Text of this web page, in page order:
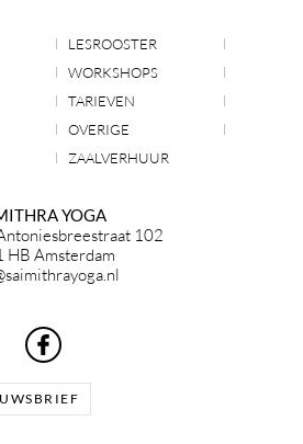
LESROOSTER
WORKSHOPS
TARIEVEN
OVERIGE
ZAALVERHUUR
YOGA
102
HB Amsterdam